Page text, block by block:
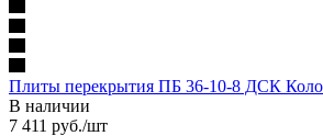
Плиты перекрытия ПБ 36-10-8 ДСК
В наличии
7 411 руб./шт